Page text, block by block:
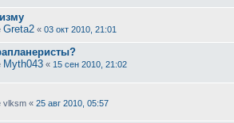
Greta2 « 03 окт 2010, 21:01
Myth043 « 15 сен 2010, 21:02
vlksm « 25 авг 2010, 05:57